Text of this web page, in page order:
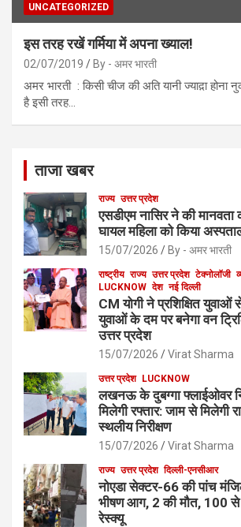
UNCATEGORIZED
इस तरह रखें गर्मिया में अपना ख्याल!
02/07/2019 By - अमर भारती
अमर भारती : किसी चीज की अति यानी ज्याद़ा होना
है इसी तरह…
ताजा खबर
राज्य उत्तर प्रदेश
एसडीएम नासिर ने की मानवता
घायल महिला को किया
15/07/2026 By - अमर भारती
राष्ट्रीय राज्य उत्तर प्रदेश टेक्नोलॉजी
LUCKNOW देश नई दिल्ली
CM योगी ने प्रशिक्षित युवाओं
युवाओं के दम पर बनेगा वन
उत्तर प्रदेश
15/07/2026 Virat Sharma
उत्तर प्रदेश LUCKNOW
लखनऊ के दुबग्गा फ्लाईओवर
मिलेगी रफ्तार: जाम से मिलेगी
स्थलीय निरीक्षण
15/07/2026 Virat Sharma
राज्य उत्तर प्रदेश दिल्ली-एनसीआर
नोएडा सेक्टर-66 की पांच
भीषण आग, 2 की मौत, 100 से
रेस्क्यू